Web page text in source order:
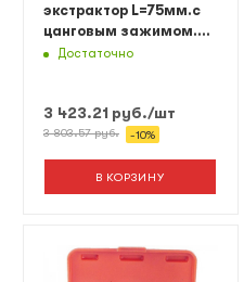
экстрактор L=75мм.с
цанговым зажимом.
Под вороток 1/2".
Достаточно
3 423.21 руб./шт
3 803.57руб. -10%
В КОРЗИНУ